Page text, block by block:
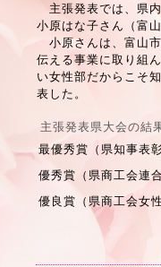
主張発表では、県
小原はな子さん（富
小原さんは、富山
伝える事業に取り組
い女性部だからこそ
表した。
主張発表県大会の結
最優秀賞（県知事表彰
優秀賞（県商工会連
優良賞（県商工会女